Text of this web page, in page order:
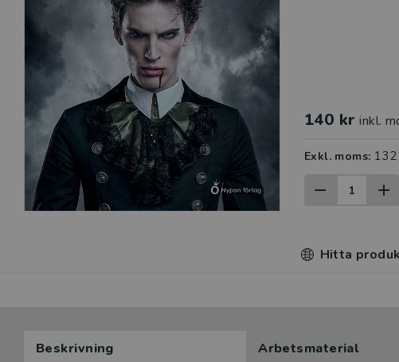
140 kr inkl.
Exkl. moms: 132
Hitta
Beskrivning Arbetsmaterial